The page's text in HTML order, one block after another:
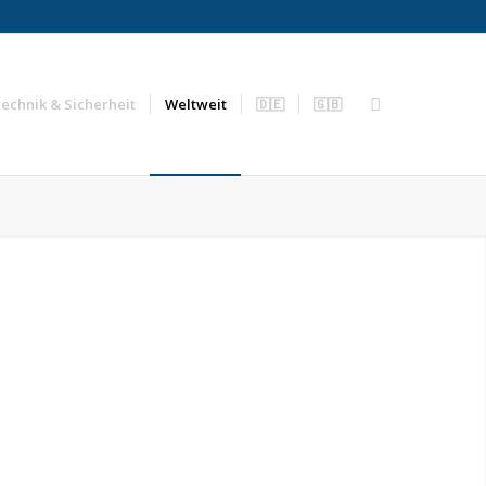
& Sicherheit Weltweit 🇩🇪 🇬🇧